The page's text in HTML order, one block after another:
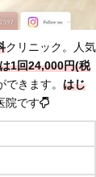
クリニック。人気
1回24,000円(税
きます。 はじ
院です